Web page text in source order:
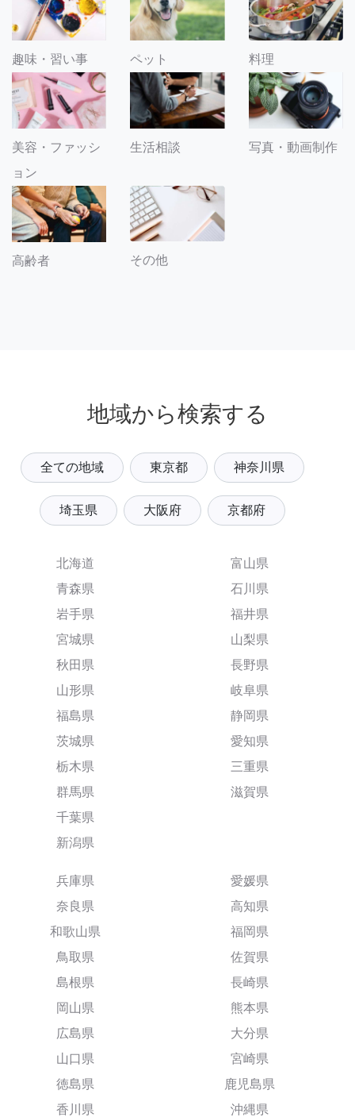
趣味・習い事 ペット 料理
美容・ファッシ
ョン
生活相談 写真・動画制作
高齢者 その他
地域から検索する
全ての地域 東京都 神奈川県
埼玉県 大阪府 京都府
北海道
青森県
岩手県
宮城県
秋田県
山形県
福島県
茨城県
栃木県
群馬県
千葉県
新潟県
富山県
石川県
福井県
山梨県
長野県
岐阜県
静岡県
愛知県
三重県
滋賀県
兵庫県
奈良県
和歌山県
鳥取県
島根県
岡山県
広島県
山口県
徳島県
香川県
愛媛県
高知県
福岡県
佐賀県
長崎県
熊本県
大分県
宮崎県
鹿児島県
沖縄県